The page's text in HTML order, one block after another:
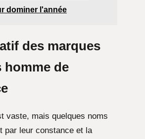
dominer l'année
des marques
homme de
vaste, mais quelques noms
par leur constance et la